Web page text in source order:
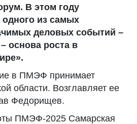
В этом году
одного из самых
деловых событий –
основа роста в
в ПМЭФ принимает
области. Возглавляет ее
Федорищев.
ПМЭФ-2025 Самарская